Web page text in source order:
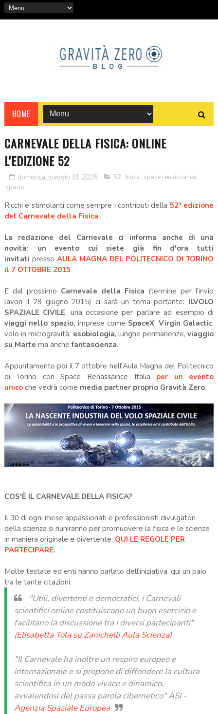
HOME
CARNEVALE DELLA FISICA: ONLINE
L'EDIZIONE 52
domenica, maggio 31, 2015 52, fisica, space renaissance,
spazio
Ricchi e stimolanti come sempre i contributi della 52ª edizione
del Carnevale della Fisica.
La redazione del Carnevale ci informa anche di una
novità: un evento cui siete già fin d'ora tutti
invitati presso AULA MAGNA DEL POLITECNICO DI TORINO
il 7 OTTOBRE 2015
E dal prossimo Carnevale della Fisica (termine per l'invio
lavori il 29 giugno 2015) ci sarà un tema portante: ILVOLO
SPAZIALE CIVILE, una occasione per parlare ad esempio di
viaggi nello spazio, imprese come SpaceX, Virgin Galactic,
volo in microgravità, esobiologia, lunghe permanenze, viaggio
su Marte ma anchefantascienza.
Appuntamento poi il 7 ottobre nell'Aula Magna del Politecnico
di Torino con Space Renassaince Italia per un evento
unicoche vedrà come media partner proprio Gravità Zero.
COS'È IL CARNEVALE DELLA FISICA?
Il 30 di ogni mese appassionati e professionisti divulgatori
della scienza si riuniranno per promuovere la fisica e le scienze
in maniera originale e divertente. QUI LE REGOLE PER
PARTECIPARE.
Molte testate ed enti hanno parlato dell'iniziativa, qui un paio
tra le tante citazioni:
"Utili, divertenti e democratici, i Carnevali
scientifici online costituiscono un buon esercizio e
facilitano la discussione tra i diversi partecipanti"
(Elisabetta Tola su Zanichelli Aula Scienza)
"Il Carnevale ha inoltre un respiro europeo e
internazionale e si propone di diffondere la cultura
scientifica in un modo vivace e dinamico,
avvalendosi del passa parola cibernetico" ASI -
Agenzia Spaziale Europea